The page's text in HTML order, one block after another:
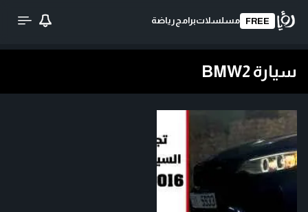
FREE مسلسلاتبرامج رياضة
سيارة BMW2